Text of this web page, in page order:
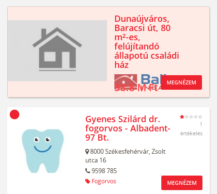
Dunaújváros,
Baracsi út, 80
m²-es,
felújítandó
állapotú családi
ház
38.8 M Ft MEGNÉZEM
Gyenes Szilárd dr.
fogorvos - Albadent-
97 Bt.
8000Székesfehérvár,Zsolt
utca 16
9598 785
Fogorvos
1
értékelés
MEGNÉZEM